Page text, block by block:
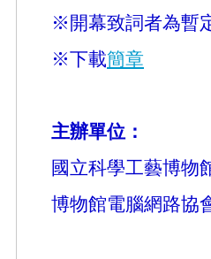
※開幕致詞者為暫
※下載簡章
主辦單位：
國立科學工藝博物
博物館電腦網路協